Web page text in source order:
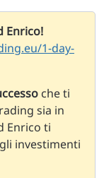
Enrico!
1-day-
che ti
sia in
Enrico ti
investimenti